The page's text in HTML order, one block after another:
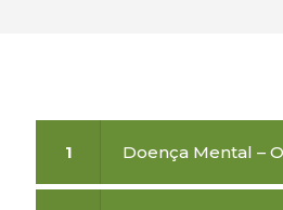
1 Doença Mental –